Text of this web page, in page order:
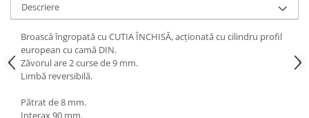
Descriere
Broască îngropată cu CUTIA ÎNCHISĂ, acționată cu cilindru profil
european cu camă DIN.
Zăvorul are 2 curse de 9 mm.
Limbă reversibilă.
Pătrat de 8 mm.
Interax 90 mm.